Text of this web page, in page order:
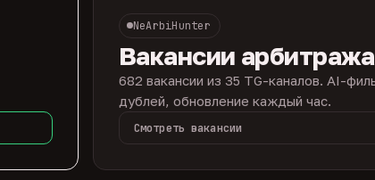
NeArbiHunter
Вакансии арбитража
682 вакансии из 35 TG-каналов. AI-
дублей, обновление каждый час.
Смотреть вакансии